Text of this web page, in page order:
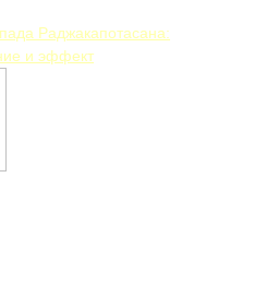
Раджакапотасана:
и эффект